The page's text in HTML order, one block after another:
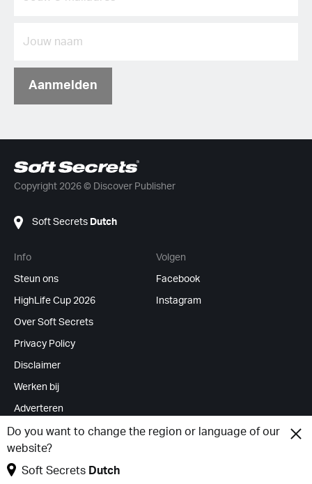
Do you want to change the region or language of our
website?
Soft Secrets Dutch
Aanmelden
Copyright 2026 © Discover Publisher
Soft Secrets Dutch
Info
Steun ons
HighLife Cup 2026
Over Soft Secrets
Privacy Policy
Disclaimer
Werken bij
Adverteren
RSS Feeds
Cookies wijzigen
Volgen
Facebook
Instagram